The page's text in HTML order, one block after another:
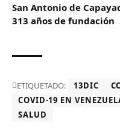
San Antonio de
313 años de fundación
ETIQUETADO: 13DIC
COVID-19 EN
SALUD